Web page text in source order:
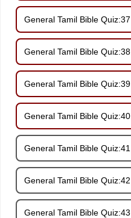
General Tamil Bible Quiz:37
General Tamil Bible Quiz:38
General Tamil Bible Quiz:39
General Tamil Bible Quiz:40
General Tamil Bible Quiz:41
General Tamil Bible Quiz:42
General Tamil Bible Quiz:43